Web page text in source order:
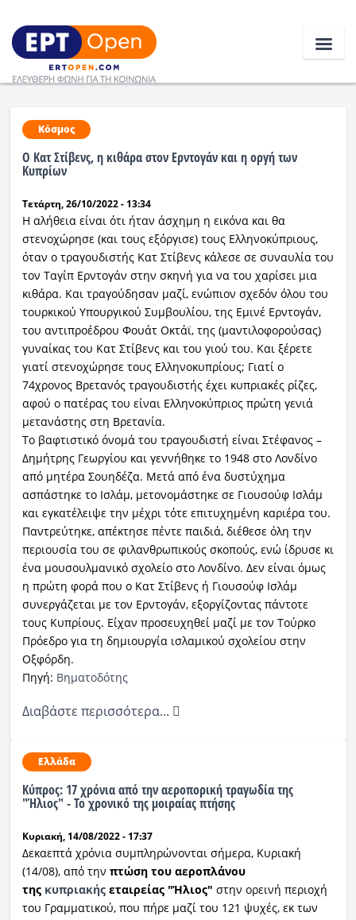
Ειδήσεις
Ελλάδα
Κοινωνία
Πολιτική
Οικονομία
Αθλητικά
Κόσμος
Ραδιόφωνο LIVE
Εκπομπές
Πολιτισμός
Κόσμος
Ο Κατ Στίβενς, η κιθάρα στον Ερντογάν και η οργή των
Κυπρίων
Τετάρτη, 26/10/2022 - 13:34
Η αλήθεια είναι ότι ήταν άσχημη η εικόνα και θα
στενοχώρησε (και τους εξόργισε) τους Ελληνοκύπριους,
όταν ο τραγουδιστής Κατ Στίβενς κάλεσε σε συναυλία του
τον Ταγίπ Ερντογάν στην σκηνή για να του χαρίσει μια
κιθάρα. Και τραγούδησαν μαζί, ενώπιον σχεδόν όλου του
τουρκικού Υπουργικού Συμβουλίου, της Εμινέ Ερντογάν,
του αντιπροέδρου Φουάτ Οκτάϊ, της (μαντιλοφορούσας)
γυναίκας του Κατ Στίβενς και του γιού του. Και ξέρετε
γιατί στενοχώρησε τους Ελληνοκυπρίους; Γιατί ο
74χρονος Βρετανός τραγουδιστής έχει κυπριακές ρίζες,
αφού ο πατέρας του είναι Ελληνοκύπριος πρώτη γενιά
μετανάστης στη Βρετανία.
Το βαφτιστικό όνομά του τραγουδιστή είναι Στέφανος –
Δημήτρης Γεωργίου και γεννήθηκε το 1948 στο Λονδίνο
από μητέρα Σουηδέζα. Μετά από ένα δυστύχημα
ασπάστηκε το Ισλάμ, μετονομάστηκε σε Γιουσούφ Ισλάμ
και εγκατέλειψε την μέχρι τότε επιτυχημένη καριέρα του.
Παντρεύτηκε, απέκτησε πέντε παιδιά, διέθεσε όλη την
περιουσία του σε φιλανθρωπικούς σκοπούς, ενώ ίδρυσε κι
ένα μουσουλμανικό σχολείο στο Λονδίνο. Δεν είναι όμως
η πρώτη φορά που ο Κατ Στίβενς ή Γιουσούφ Ισλάμ
συνεργάζεται με τον Ερντογάν, εξοργίζοντας πάντοτε
τους Κυπρίους. Είχαν προσευχηθεί μαζί με τον Τούρκο
Πρόεδρο για τη δημιουργία ισλαμικού σχολείου στην
Οξφόρδη.
Πηγή: Βηματοδότης
Διαβάστε περισσότερα...
Ελλάδα
Κύπρος: 17 χρόνια από την αεροπορική τραγωδία της
"Ήλιος" - Το χρονικό της μοιραίας πτήσης
Κυριακή, 14/08/2022 - 17:37
Δεκαεπτά χρόνια συμπληρώνονται σήμερα, Κυριακή
(14/08), από την πτώση του αεροπλάνου
της κυπριακήςεταιρείας "Ήλιος" στην ορεινή περιοχή
του Γραμματικού, που πήρε μαζί του 121 ψυχές, εκ των